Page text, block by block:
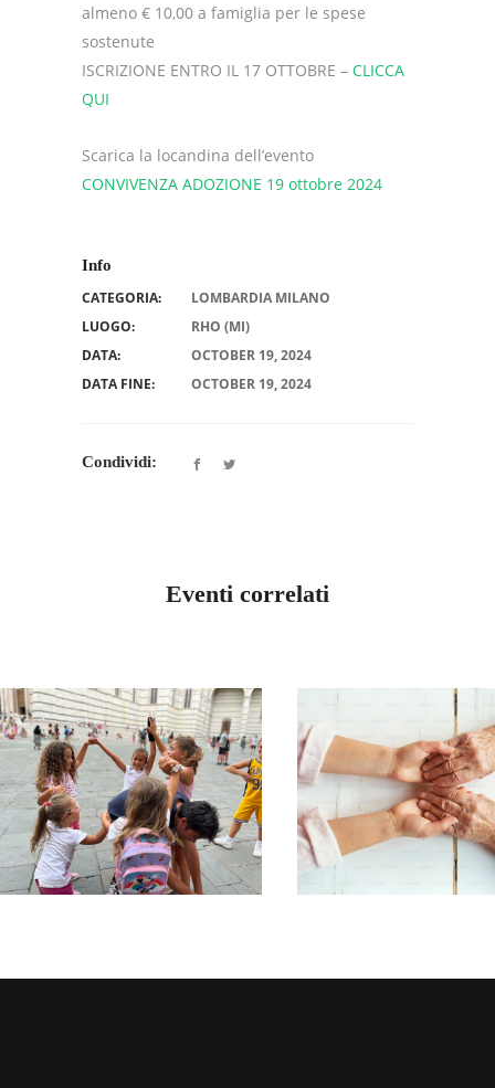
almeno € 10,00 a famiglia per le spese
sostenute
ISCRIZIONE ENTRO IL 17 OTTOBRE – CLICCA
QUI
Scarica la locandina dell’evento
CONVIVENZA ADOZIONE 19 ottobre 2024
Info
CATEGORIA:
LOMBARDIA MILANO
LUOGO:
RHO (MI)
DATA:
OCTOBER 19, 2024
DATA FINE:
OCTOBER 19, 2024
Condividi:
Eventi correlati
LOMBARDIA MILANO
CONVIVENZA DI
FINE ANNO
GIUGNO 14, 2026
LOMBARDIA
INCONTRO
GRUPPO
ANZIANI